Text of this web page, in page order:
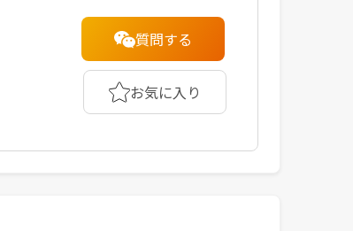
質問する
お気に入り